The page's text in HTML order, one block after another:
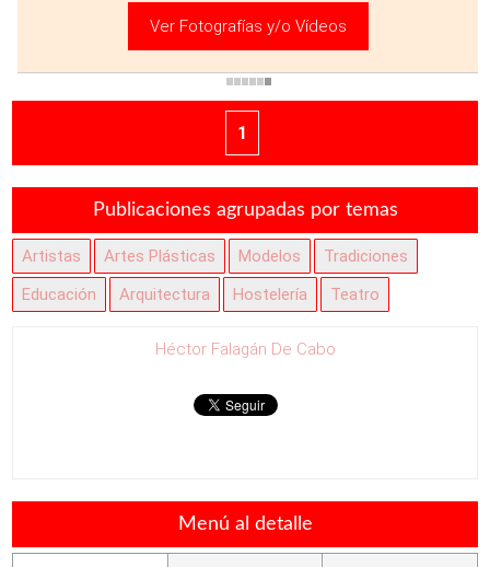
Ver Fotografías y/o Vídeos
1
Publicaciones agrupadas por temas
Artistas Artes Plásticas Modelos
Tradiciones
Educación
Arquitectura Hostelería Teatro
Héctor Falagán De Cabo
Menú al detalle